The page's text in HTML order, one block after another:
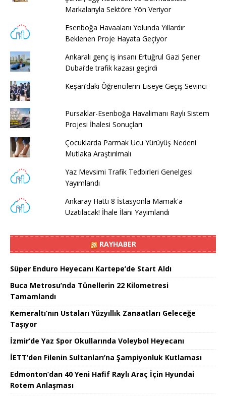
Markalarıyla Sektöre Yön Veriyor
Esenboğa Havaalanı Yolunda Yıllardır
Beklenen Proje Hayata Geçiyor
Ankaralı genç iş insanı Ertuğrul Gazi Şener
Dubai’de trafik kazası geçirdi
Keşan’daki Öğrencilerin Liseye Geçiş Sevinci
Pursaklar-Esenboğa Havalimanı Raylı Sistem
Projesi İhalesi Sonuçları
Çocuklarda Parmak Ucu Yürüyüş Nedeni
Mutlaka Araştırılmalı
Yaz Mevsimi Trafik Tedbirleri Genelgesi
Yayımlandı
Ankaray Hattı 8 İstasyonla Mamak'a
Uzatılacak! İhale İlanı Yayımlandı
RAYHABER
Süper Enduro Heyecanı Kartepe’de Start Aldı
Buca Metrosu’nda Tünellerin 22 Kilometresi
Tamamlandı
Kemeraltı’nın Ustaları Yüzyıllık Zanaatları Geleceğe
Taşıyor
İzmir’de Yaz Spor Okullarında Voleybol Heyecanı
İETT’den Filenin Sultanları’na Şampiyonluk Kutlaması
Edmonton’dan 40 Yeni Hafif Raylı Araç İçin Hyundai
Rotem Anlaşması